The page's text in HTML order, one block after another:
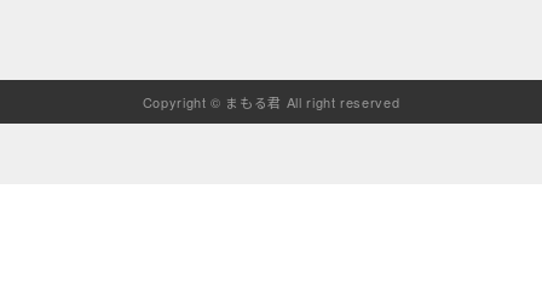
Copyright © まもる君 All right reserved